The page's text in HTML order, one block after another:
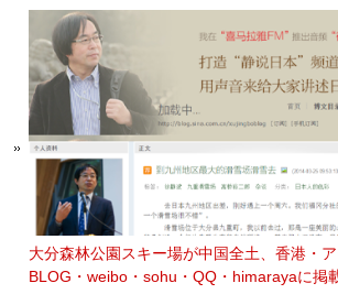
大分森林公園スキー場が中国全土、香港・
BLOG・weibo・sohu・QQ・himarayaに掲